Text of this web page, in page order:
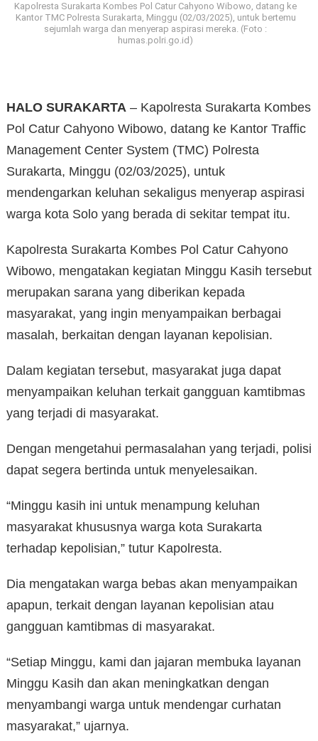
Kapolresta Surakarta Kombes Pol Catur Cahyono Wibowo, datang ke
Kantor TMC Polresta Surakarta, Minggu (02/03/2025), untuk bertemu
sejumlah warga dan menyerap aspirasi mereka. (Foto :
humas.polri.go.id)
HALO SURAKARTA – Kapolresta Surakarta Kombes
Pol Catur Cahyono Wibowo, datang ke Kantor Traffic
Management Center System (TMC) Polresta
Surakarta, Minggu (02/03/2025), untuk
mendengarkan keluhan sekaligus menyerap aspirasi
warga kota Solo yang berada di sekitar tempat itu.
Kapolresta Surakarta Kombes Pol Catur Cahyono
Wibowo, mengatakan kegiatan Minggu Kasih tersebut
merupakan sarana yang diberikan kepada
masyarakat, yang ingin menyampaikan berbagai
masalah, berkaitan dengan layanan kepolisian.
Dalam kegiatan tersebut, masyarakat juga dapat
menyampaikan keluhan terkait gangguan kamtibmas
yang terjadi di masyarakat.
Dengan mengetahui permasalahan yang terjadi, polisi
dapat segera bertinda untuk menyelesaikan.
“Minggu kasih ini untuk menampung keluhan
masyarakat khususnya warga kota Surakarta
terhadap kepolisian,” tutur Kapolresta.
Dia mengatakan warga bebas akan menyampaikan
apapun, terkait dengan layanan kepolisian atau
gangguan kamtibmas di masyarakat.
“Setiap Minggu, kami dan jajaran membuka layanan
Minggu Kasih dan akan meningkatkan dengan
menyambangi warga untuk mendengar curhatan
masyarakat,” ujarnya.